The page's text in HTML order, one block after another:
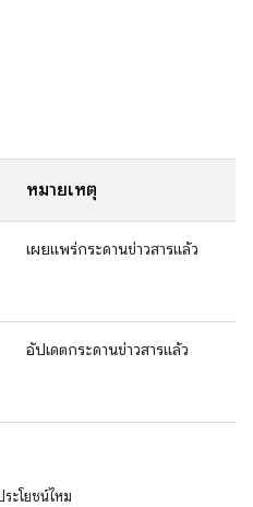
หมายเหตุ
เผยแพร่กระดานข่าวสารแล้ว
อัปเดตกระดานข่าวสารแล้ว
ะโยชน์ไหม